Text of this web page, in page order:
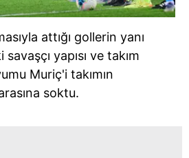
attığı gollerin yanı
yapısı ve takım
Muriç'i takımın
soktu.